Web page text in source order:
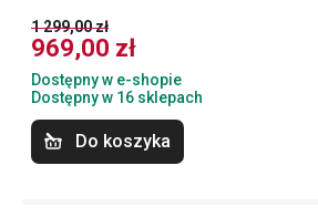
1 299,00 zł
969,00 zł
Dostępny w e-shopie
Dostępny w 16 sklepach
Do koszyka